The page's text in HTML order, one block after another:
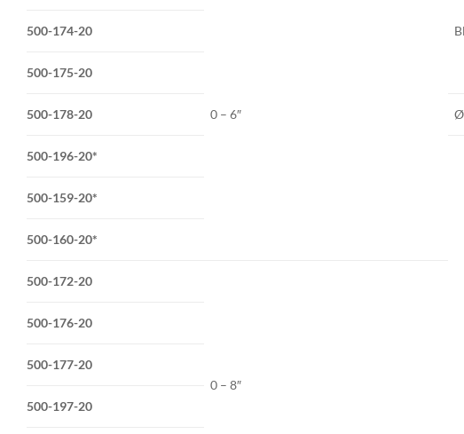
0 – 6″
500-174-20
500-175-20
500-178-20 Ø
500-196-20*
500-159-20*
500-160-20*
500-172-20
0 – 8″
500-176-20
500-177-20
500-197-20